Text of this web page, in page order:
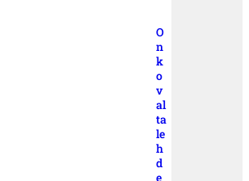
O
n
k
o
v
al
ta
le
h
d
e